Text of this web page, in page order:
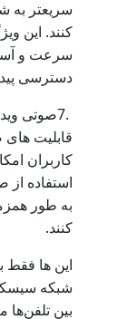
سریعتر به
کنند. این
سرعت و
دسترسی
7.صوتی
قابلیت‌ های
کاربران
استفاده
به طور
کنند.
این ها
شبکه
بین تلفن‌ها